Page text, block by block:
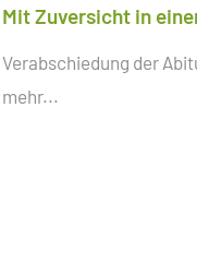
Mit Zuversicht in
Verabschiedung der
mehr...